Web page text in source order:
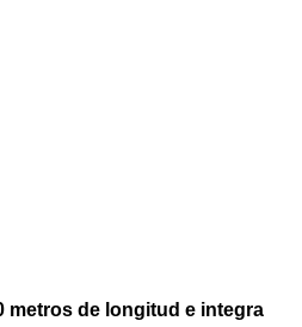
metros de longitud e integra